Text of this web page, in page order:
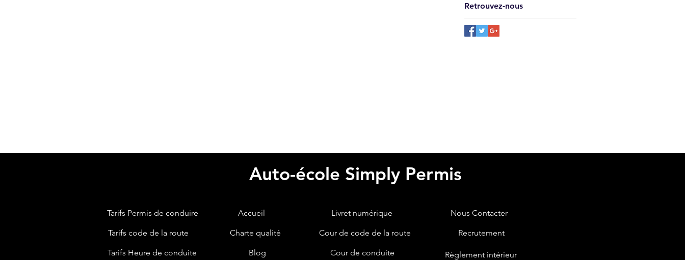
Retrouvez-nous
Auto-école Simply Permis
Tarifs Permis de conduire
Tarifs code de la route
Tarifs Heure de conduite
Accueil
Charte qualité
Blog
Livret numérique
Cour de code de la route
Cour de conduite
Nous Contacter
Recrutement
Règlement intérieur